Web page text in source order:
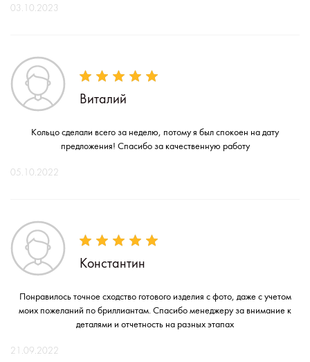
03.10.2023
Виталий
Кольцо сделали всего за неделю, потому я был спокоен на дату
предложения! Спасибо за качественную работу
05.10.2022
Константин
Понравилось точное сходство готового изделия с фото, даже с учетом
моих пожеланий по бриллиантам. Спасибо менеджеру за внимание к
деталями и отчетность на разных этапах
21.09.2022